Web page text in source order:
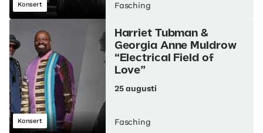
Konsert Fasching
Konsert
Harriet Tubman &
Georgia Anne Muldrow
“Electrical Field of
Love”
25 augusti
Fasching